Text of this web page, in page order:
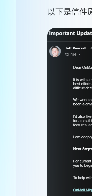
以下是信件